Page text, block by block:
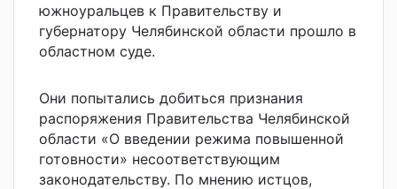
южноуральцев к Правительству и
губернатору Челябинской области прошло в
областном суде.
Они попытались добиться признания
распоряжения Правительства Челябинской
области «О введении режима повышенной
готовности» несоответствующим
законодательству. По мнению истцов,